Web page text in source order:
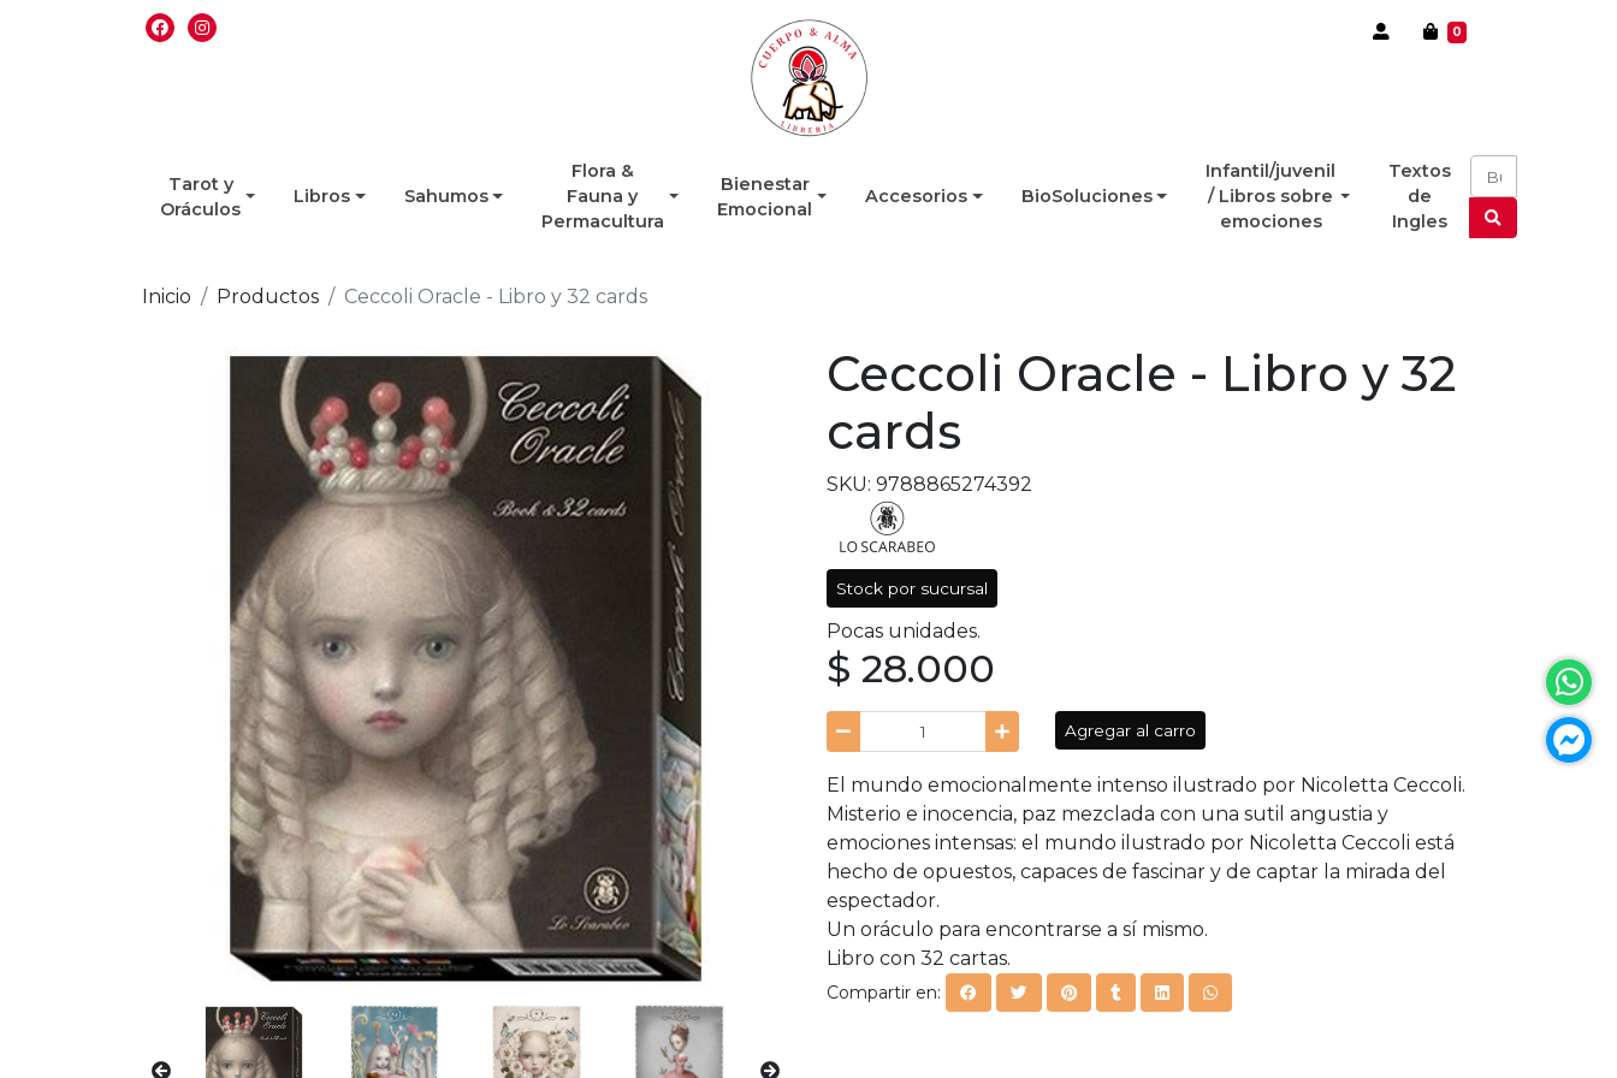
0
Tarot y
Oráculos
Libros Sahumos
Flora &
Fauna y
Permacultura
Bienestar
Emocional
Accesorios BioSoluciones
Infantil/juvenil
/ Libros sobre
emociones
Textos
de
Ingles
Inicio Productos Ceccoli Oracle - Libro y 32 cards
Ceccoli Oracle - Libro y 32
cards
SKU: 9788865274392
Stock por sucursal
Pocas unidades.
$ 28.000
Agregar al carro
El mundo emocionalmente intenso ilustrado por Nicoletta Ceccoli.
Misterio e inocencia, paz mezclada con una sutil angustia y
emociones intensas: el mundo ilustrado por Nicoletta Ceccoli está
hecho de opuestos, capaces de fascinar y de captar la mirada del
espectador.
Un oráculo para encontrarse a sí mismo.
Libro con 32 cartas.
Compartir en: